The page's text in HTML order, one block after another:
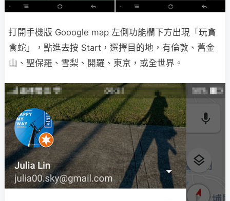
打開手機版 Gooogle map 左側功能欄下方出現「玩貪
食蛇」，點進去按 Start，選擇目的地，有倫敦、舊金
山、聖保羅、雪梨、開羅、東京，或全世界。